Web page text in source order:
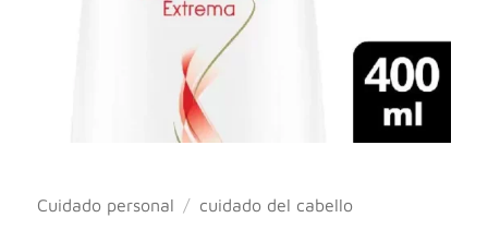
Cuidado personal / cuidado del cabello